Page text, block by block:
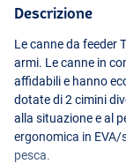
Descrizione
Le canne da feeder
armi. Le canne in
affidabili e hanno
dotate di 2 cimini
alla situazione e al
ergonomica in EVA/
pesca.